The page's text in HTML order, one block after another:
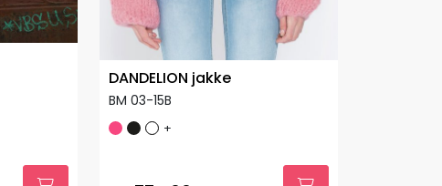
DANDELION jakke
BM 03-15B
+